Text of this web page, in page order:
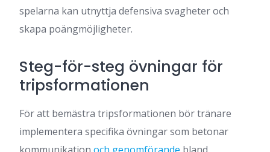
spelarna kan utnyttja defensiva svagheter och
skapa poängmöjligheter.
Steg-för-steg övningar för
tripsformationen
För att bemästra tripsformationen bör tränare
implementera specifika övningar som betonar